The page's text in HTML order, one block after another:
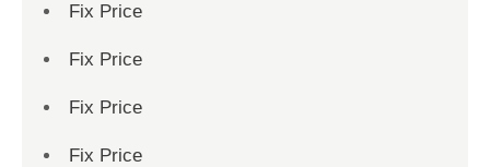
Fix Price
Fix Price
Fix Price
Fix Price